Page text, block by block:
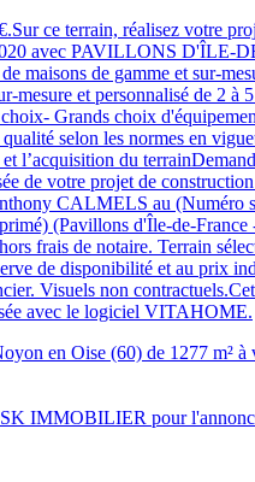
ce terrain, réalisez votre
avec PAVILLONS D'ÎLE-
maisons de gamme et sur-
mesure et personnalisé de 2 à
Grands choix
selon les normes en
l’acquisition du
de votre projet de
CALMELS au (Numéro
(Pavillons d'Île-de-France
frais de notaire. Terrain
de disponibilité et au prix
Visuels non
avec le logiciel VITAHOME.